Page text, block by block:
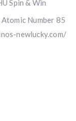
Spin & Win
Number 85
newlucky.com/